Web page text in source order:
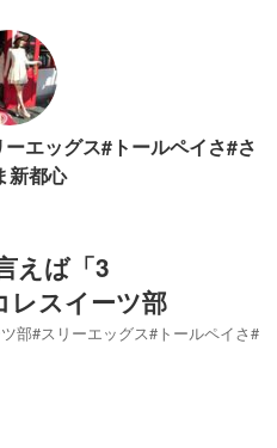
エッグス#トールペイさ#さ
新都心
えば「3
スイーツ部
部#スリーエッグス#トールペイさ#